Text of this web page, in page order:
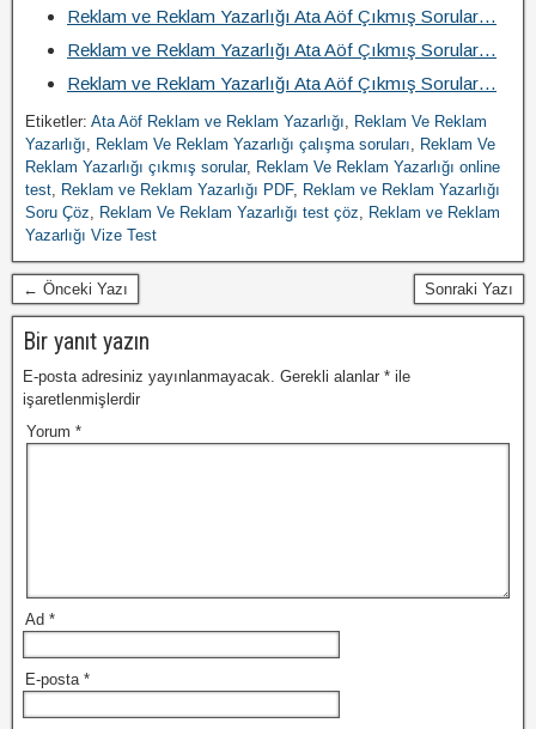
Reklam ve Reklam Yazarlığı Ata Aöf Çıkmış Sorular…
Reklam ve Reklam Yazarlığı Ata Aöf Çıkmış Sorular…
Reklam ve Reklam Yazarlığı Ata Aöf Çıkmış Sorular…
Etiketler: Ata Aöf Reklam ve Reklam Yazarlığı, Reklam Ve Reklam
Yazarlığı, Reklam Ve Reklam Yazarlığı çalışma soruları, Reklam Ve
Reklam Yazarlığı çıkmış sorular, Reklam Ve Reklam Yazarlığı online
test, Reklam ve Reklam Yazarlığı PDF, Reklam ve Reklam Yazarlığı
Soru Çöz, Reklam Ve Reklam Yazarlığı test çöz, Reklam ve Reklam
Yazarlığı Vize Test
← Önceki Yazı Sonraki Yazı
Bir yanıt yazın
E-posta adresiniz yayınlanmayacak. Gerekli alanlar * ile
işaretlenmişlerdir
Yorum *
Ad *
E-posta *